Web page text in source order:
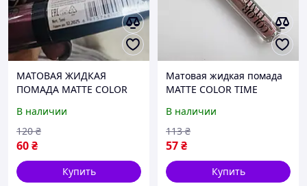
МАТОВАЯ ЖИДКАЯ
ПОМАДА MATTE COLOR
CTL12 208
В наличии
60₴
120 ₴
Купить
Матовая жидкая помада
MATTE COLOR TIME
CTL12М 306
В наличии
57₴
113 ₴
Купить